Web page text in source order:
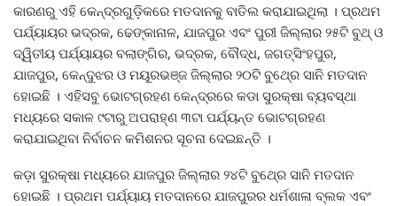
କାରଣରୁ ଏହି କେନ୍ଦ୍ରଗୁଡ଼ିକରେ ମତଦାନକୁ ବାତିଲ କରାଯାଇଥିଲା । ପ୍ରଥମ
ପର୍ଯ୍ୟାୟର ଭଦ୍ରକ, ଢେଙ୍କାନାଳ, ଯାଜପୁର ଏବଂ ପୁରୀ ଜିଲ୍ଲାର ୨୫ଟି ବୁଥ୍‍ ଓ
ଦ୍ୱିତୀୟ ପର୍ଯ୍ୟାୟର ବଲାଙ୍ଗିର, ଭଦ୍ରକ, ବୌଦ୍ଧ, ଜଗତ୍‍ସିଂହପୁର,
ଯାଜପୁର, କେନ୍ଦୁଝର ଓ ମୟୂରଭଞ୍ଜ ଜିଲ୍ଲାର ୨୦ଟି ବୁଥ୍‍ରେ ସାନି ମତଦାନ
ହୋଇଛି । ଏହିସବୁ ଭୋଟଗ୍ରହଣ କେନ୍ଦ୍ରରେ କଡା ସୁରକ୍ଷା ବ୍ୟବସ୍ଥା
ମଧ୍ୟରେ ସକାଳ ୯ଟାରୁ ଅପରାହ୍ଣ ୩ଟା ପର୍ଯ୍ୟନ୍ତ ଭୋଟଗ୍ରହଣ
କରାଯାଇଥିବା ନିର୍ବାଚନ କମିଶନର ସୂଚନା ଦେଇଛନ୍ତି ।
କଡ଼ା ସୁରକ୍ଷା ମଧ୍ୟରେ ଯାଜପୁର ଜିଲ୍ଲାର ୨୪ଟି ବୁଥ୍‍ରେ ସାନି ମତଦାନ
ହୋଇଛି । ପ୍ରଥମ ପର୍ଯ୍ୟାୟ ମତଦାନରେ ଯାଜପୁରର ଧର୍ମଶାଳା ବ୍ଲକ ଏବଂ